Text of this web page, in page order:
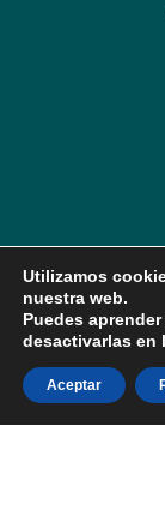
Utilizamos
nuestra web.
Puedes
desactivarlas en
Aceptar